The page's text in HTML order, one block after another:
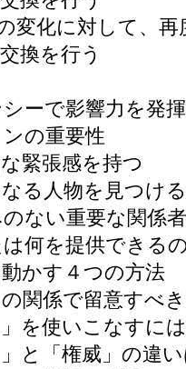
変化に対して、
換を行う
ーで影響力を発
の重要性
緊張感を持つ
る人物を見つける
のない重要な関係
は何を提供できる
かす４つの方法
関係で留意すべ
を使いこなすには
と「権威」の違い